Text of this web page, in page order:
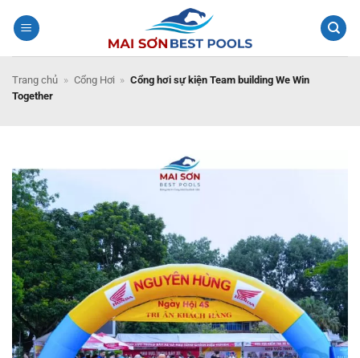
qua
Trang chủ » Cổng Hơi » Cổng hơi sự kiện Team building We Win
Together